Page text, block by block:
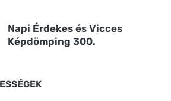
Napi Érdekes és Vicces
Képdömping 300.